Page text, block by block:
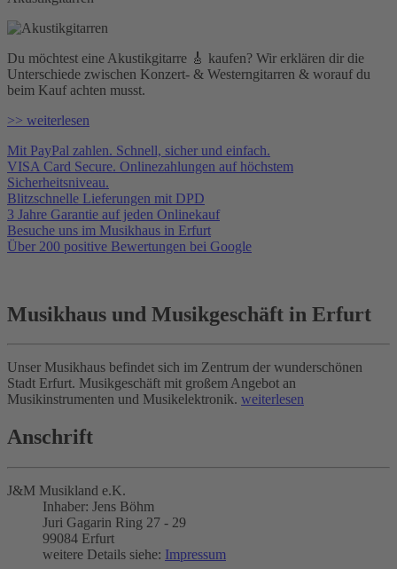
Du möchtest eine Akustikgitarre 🎸 kaufen? Wir erklären dir die
Unterschiede zwischen Konzert- & Westerngitarren & worauf du
beim Kauf achten musst.
>> weiterlesen
Mit PayPal zahlen. Schnell, sicher und einfach.
VISA Card Secure. Onlinezahlungen auf höchstem
Sicherheitsniveau.
Blitzschnelle Lieferungen mit DPD
3 Jahre Garantie auf jeden Onlinekauf
Besuche uns im Musikhaus in Erfurt
Über 200 positive Bewertungen bei Google
Musikhaus und Musikgeschäft in Erfurt
Unser Musikhaus befindet sich im Zentrum der wunderschönen
Stadt Erfurt. Musikgeschäft mit großem Angebot an
Musikinstrumenten und Musikelektronik. weiterlesen
Anschrift
J&M Musikland e.K.
Inhaber: Jens Böhm
Juri Gagarin Ring 27 - 29
99084 Erfurt
weitere Details siehe: Impressum